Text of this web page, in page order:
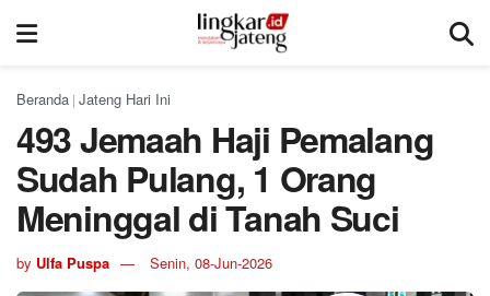
Beranda | Jateng Hari Ini
493 Jemaah Haji Pemalang
Sudah Pulang, 1 Orang
Meninggal di Tanah Suci
by Ulfa Puspa Senin, 08-Jun-2026